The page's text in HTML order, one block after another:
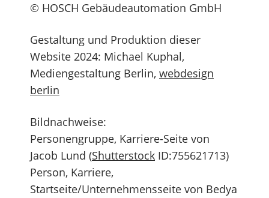
© HOSCH Gebäudeautomation GmbH
Gestaltung und Produktion dieser
Website 2024: Michael Kuphal,
Mediengestaltung Berlin, webdesign
berlin
Bildnachweise:
Personengruppe, Karriere-Seite von
Jacob Lund (Shutterstock ID:755621713)
Person, Karriere,
Startseite/Unternehmensseite von Bedya